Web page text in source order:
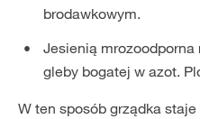
brodawkowym.
Jesienią
gleby bogatej w azot.
W ten sposób grządka